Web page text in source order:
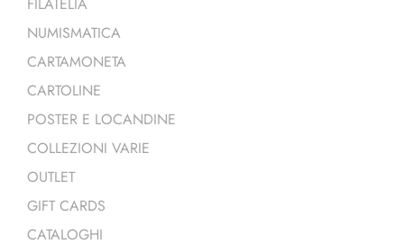
NUMISMATICA
CARTAMONETA
CARTOLINE
POSTER E LOCANDINE
COLLEZIONI VARIE
OUTLET
GIFT CARDS
CATALOGHI